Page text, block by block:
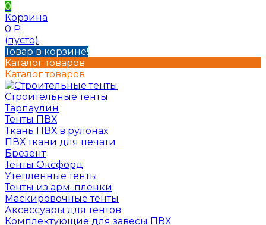
0
Корзина
0 Р
(пусто)
Товар в корзине!
Каталог товаров
Каталог товаров
Строительные тенты
Тарпаулин
Тенты ПВХ
Ткань ПВХ в рулонах
ПВХ ткани для печати
Брезент
Тенты Оксфорд
Утепленные тенты
Тенты из арм. пленки
Маскировочные тенты
Аксессуары для тентов
Комплектующие для завесы ПВХ